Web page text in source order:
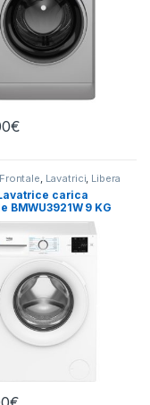
€
, Lavatrici, Libera
carica
BMWU3921W 9 KG